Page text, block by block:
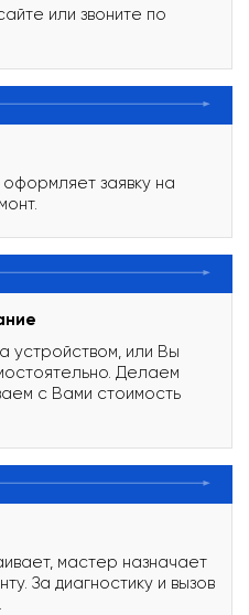
или звоните по
заявку на
устройством, или Вы
Делаем
с Вами стоимость
мастер назначает
За диагностику и вызов